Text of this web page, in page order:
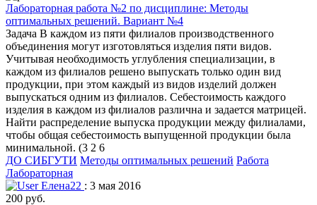
Лабораторная работа №2 по дисциплине: Методы
оптимальных решений. Вариант №4
Задача В каждом из пяти филиалов производственного
объединения могут изготовляться изделия пяти видов.
Учитывая необходимость углубления специализации, в
каждом из филиалов решено выпускать только один вид
продукции, при этом каждый из видов изделий должен
выпускаться одним из филиалов. Себестоимость каждого
изделия в каждом из филиалов различна и задается матрицей.
Найти распределение выпуска продукции между филиалами,
чтобы общая себестоимость выпущенной продукции была
минимальной. (3 2 6
ДО СИБГУТИ Методы оптимальных решений Работа
Лабораторная
Елена22 : 3 мая 2016
200 руб.